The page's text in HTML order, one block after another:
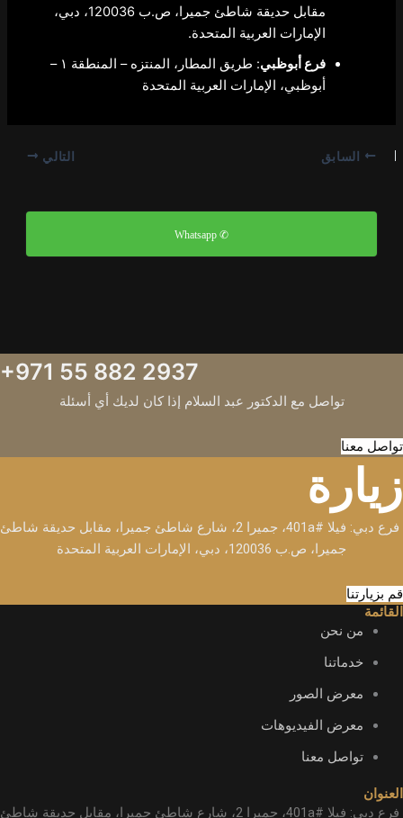
مقابل حديقة شاطئ جميرا، ص.ب 120036، دبي،
الإمارات العربية المتحدة.
فرع أبوظبي
: طريق المطار، المنتزه – المنطقة ١ –
أبوظبي، الإمارات العربية المتحدة
السابق التالي
✆ Whatsapp
+971 55 882 2937
تواصل مع الدكتور عبد السلام إذا كان لديك أي أسئلة
تواصل معنا
زيارة
فرع دبي: فيلا #401a، جميرا 2، شارع شاطئ جميرا، مقابل حديقة شاطئ
جميرا، ص.ب 120036، دبي، الإمارات العربية المتحدة
قم بزيارتنا
القائمة
من نحن
خدماتنا
معرض الصور
معرض الفيديوهات
تواصل معنا
العنوان
فرع دبي: فيلا #401a، جميرا 2، شارع شاطئ جميرا، مقابل حديقة شاطئ